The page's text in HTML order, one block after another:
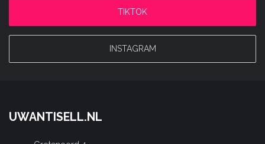
TIKTOK
INSTAGRAM
UWANTISELL.NL